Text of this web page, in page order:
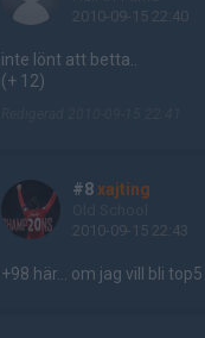
2010-09-15 22:40
inte lönt att betta..
(+ 12)
#8xajting
2010-09-15 22:43
+98 här... om jag vill bli